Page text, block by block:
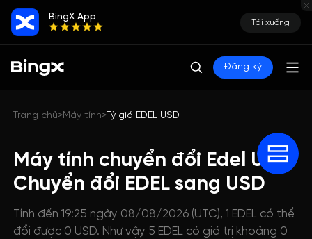
BingX App
Tải xuống
Đăng ký
Trang chủ>Máy tính>Tỷ giá EDEL USD
Máy tính chuyển đổi Edel USD:
Chuyển đổi EDEL sang USD
Tính đến 19:25 ngày 08/08/2026 (UTC), 1 EDEL có thể
đổi được 0 USD. Như vậy 5 EDEL có giá trị khoảng 0